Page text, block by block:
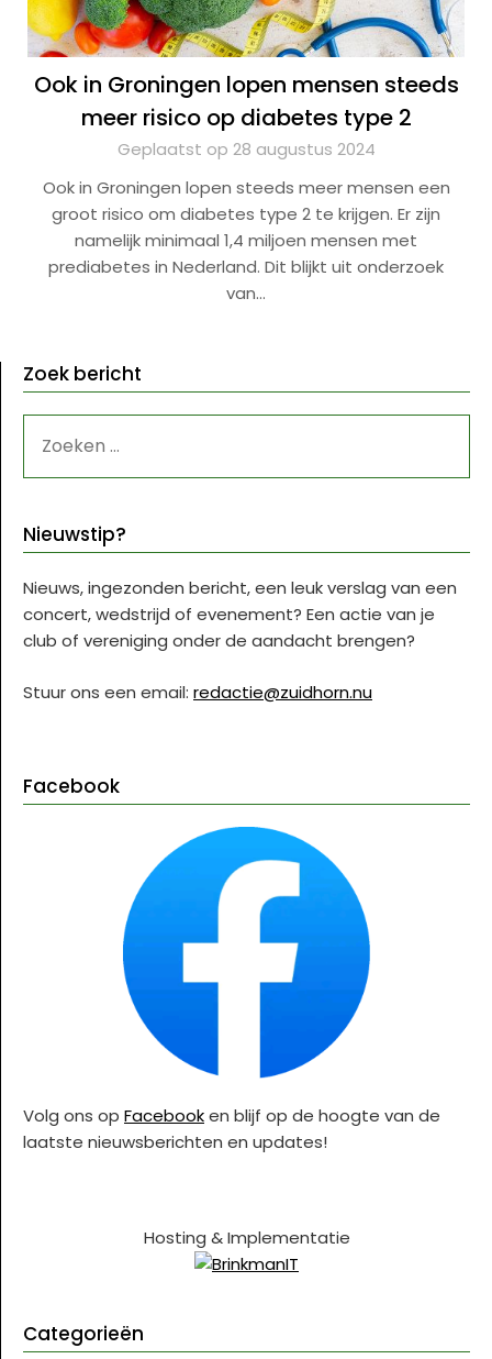
Ook in Groningen lopen mensen steeds
meer risico op diabetes type 2
Geplaatst op 28 augustus 2024
Ook in Groningen lopen steeds meer mensen een
groot risico om diabetes type 2 te krijgen. Er zijn
namelijk minimaal 1,4 miljoen mensen met
prediabetes in Nederland. Dit blijkt uit onderzoek
van…
Zoek bericht
NAAR:
Nieuwstip?
Nieuws, ingezonden bericht, een leuk verslag van een
concert, wedstrijd of evenement? Een actie van je
club of vereniging onder de aandacht brengen?
Stuur ons een email: redactie@zuidhorn.nu
Facebook
Volg ons op Facebooken blijf op de hoogte van de
laatste nieuwsberichten en updates!
Hosting & Implementatie
Categorieën